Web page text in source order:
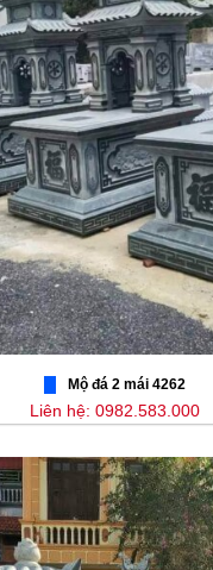
Mộ đá 2 mái 4262
Liên hệ: 0982.583.000